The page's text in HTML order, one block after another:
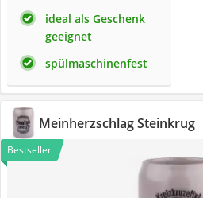
ideal als Geschenk
geeignet
spülmaschinenfest
Meinherzschlag Steinkrug
Bestseller